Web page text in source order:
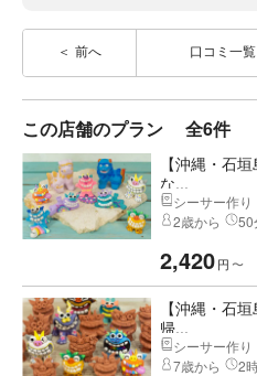
前へ 口コミ一覧
この店舗のプラン 全6件
【沖縄・石
な...
シーサー作り
2歳から
50
2,420円 〜
【沖縄・石
帰...
シーサー作り
7歳から
2